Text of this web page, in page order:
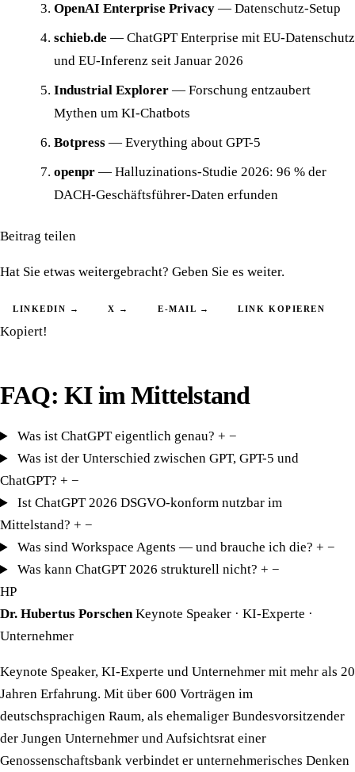
OpenAI Enterprise Privacy — Datenschutz-Setup
schieb.de — ChatGPT Enterprise mit EU-Datenschutz
und EU-Inferenz seit Januar 2026
Industrial Explorer — Forschung entzaubert
Mythen um KI-Chatbots
Botpress — Everything about GPT-5
openpr — Halluzinations-Studie 2026: 96 % der
DACH-Geschäftsführer-Daten erfunden
Beitrag teilen
Hat Sie etwas weitergebracht? Geben Sie es weiter.
LINKEDIN → X → E-MAIL → LINK KOPIEREN
Kopiert!
FAQ: KI im Mittelstand
Was ist ChatGPT eigentlich genau?+ −
Was ist der Unterschied zwischen GPT, GPT-5 und
ChatGPT? + −
Ist ChatGPT 2026 DSGVO-konform nutzbar im
Mittelstand? + −
Was sind Workspace Agents — und brauche ich die?+ −
Was kann ChatGPT 2026 strukturell nicht?+ −
HP
Dr. Hubertus Porschen Keynote Speaker · KI-Experte ·
Unternehmer
Keynote Speaker, KI-Experte und Unternehmer mit mehr als 20
Jahren Erfahrung. Mit über 600 Vorträgen im
deutschsprachigen Raum, als ehemaliger Bundesvorsitzender
der Jungen Unternehmer und Aufsichtsrat einer
Genossenschaftsbank verbindet er unternehmerisches Denken